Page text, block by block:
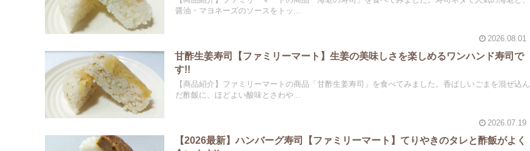
醤油・マヨネーズのソースをトッ...
2026.08.01
甘酢生姜寿司【ファミリーマート】生姜の美味しさを楽しめるワンハンド寿司で
す!!
【商品紹介】ファミリーマートの商品「甘酢生姜寿司」を食べてみました。香ばしいごまを混ぜ込ん
だ酢飯に、ほどよい酸味とさわや...
2026.07.19
【2026最新】ハンバーグ寿司【ファミリーマート】てりやきのタレと酢飯がよく